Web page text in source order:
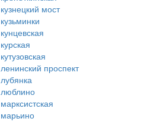
кузнецкий мост
кузьминки
кунцевская
курская
кутузовская
ленинский проспект
лубянка
люблино
марксистская
марьино